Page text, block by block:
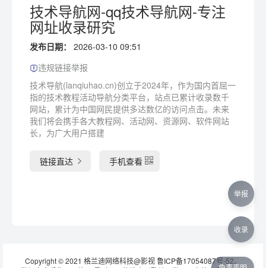
技术导航网-qq技术导航网-专注
网址收录研究
发布日期：
2026-03-10 09:51
违规链接举报
技术导航(lanqiuhao.cn)创立于2024年，作为国内首屈一
指的技术教程活动导航分类平台，站点已累计收录数千
网站，累计为中国网民提供多达数亿的访问点击。未来
我们将会携手各大教程网、活动网、资源网、软件网站
长，为广大用户搭建
链接直达 手机查看
Copyright © 2021 格兰迪网络科技@影视鲁ICP备17054087号-52。
举报
收录